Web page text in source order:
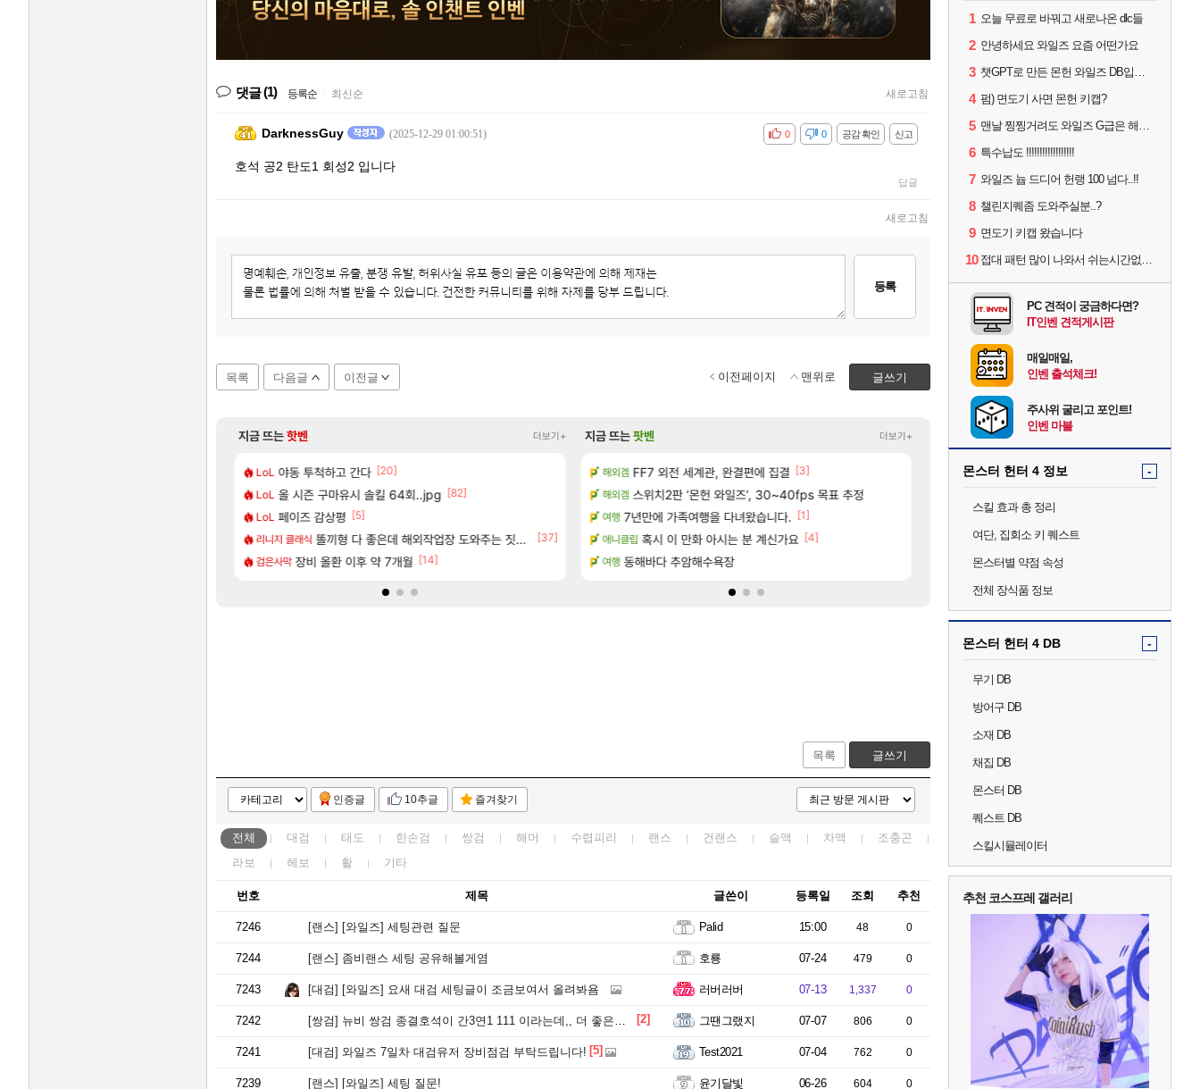
댓글(1) 등록순 최신순 새로고침
DarknessGuy (2025-12-29 01:00:51) 신고
공감 확인
비공감 0
0
호석 공2 탄도1 회성2 입니다
답글
새로고침
등록
목록 다음글 이전글 글쓰기
이전페이지 맨위로
지금 뜨는핫벤 더보기+
LoL 야동 투척하고 간다 [20]
LoL 올 시즌 구마유시 솔킬 64회..jpg [82]
LoL 페이즈 감상평 [5]
리니지 클래식 똘끼형 다 좋은데 해외작업장 도와주는 짓은 좀 아니지않냐?
[37]
검은사막 장비 올환 이후 약 7개월 [14]
리니지M 방금 일어난일
[14]
오버워치 D.Mon 애니메이션 영웅 시네마틱 [7]
검은사막 하이퍼 부스트 이후 길 잃은 뉴비분들!
메이플 8월 9일 썬데이 메이플
[155]
LoL 페이즈 영애짤 찾았다
로아 보상 공지 나온거 10추 하니 올리자
[88]
크로체 따왔습니다
FCO 진짜 귀한 삼색화채 찐1등 떳냐 ㅅㅅㅅ
고양이를 도구로 쓰는 인방 하꼬 스트리머 박제합
지금 뜨는팟벤 더보기+
아스오라 아사쿠라 마이 성우 정보 및 주요 필모
아스오라 아스오라 성우 정보 및 출연작 모음
아스오라 아키츠 아키나 성우 정보 및 주요 필모
비스트 모든 성소 위치 공략 (40개) - 귀환한 영혼 도전과제
명조 스누피냥님
해외겜 FF7 외전 세계관, 완결편에 집결 [3]
해외겜 스위치2판 ‘몬헌 와일즈’, 30~40fps 목표 추정
여행 7년만에 가족여행을 다녀왔습니다. [1]
애니클립 혹시 이 만화 아시는 분 계신가요 [4]
여행 동해바다 추암해수욕장
여행 국내에도 이쁜곳이 많은것 같습니다
리싱크드 리싱크드 1.06 패치노트 (8/5)
해외겜 AI발 원가 압박, 메인보드값 오르나
해외겜 메모리 3사, 2027년 생산분 완판?
목록 글쓰기
인증글 10추글 즐겨찾기
전체 대검 태도 한손검 쌍검 해머 수렵피리 랜스 건랜스 슬액 차액
조충곤
라보
헤보 활 기타
번호 제목 글쓴이 등록일 조회 추천
7246 [랜스] [와일즈] 세팅관련 질문 Palid 15:00 48 0
7244 [랜스] 좀비랜스 세팅 공유해볼게염 호룡 07-24 479 0
7243 [대검] [와일즈] 요새 대검 세팅글이 조금보여서 올려봐욤 러버러버 07-13 1,337 0
7242 [쌍검] 뉴비 쌍검 종결호석이 간3연1 111 이라는데,, 더 좋은게 있는거 같은데,,, [2] 그땐그랬지 07-07 806 0
7241 [대검] 와일즈 7일차 대검유저 장비점검 부탁드립니다! [5] Test2021 07-04 762 0
7239 [랜스] [와일즈] 세팅 질문! 윤기달빛 06-26 604 0
1 오늘 무료로 바꿔고 새로나온 dlc들
2 안녕하세요 와일즈 요즘 어떤가요
3 챗GPT로 만든 몬헌 와일즈 DB입니다.
4 펌) 면도기 사면 몬헌 키캡?
5 맨날 찡찡거려도 와일즈 G급은 해야하니까 접속 jpg
6 특수납도 !!!!!!!!!!!!!!!!!!
7 와일즈 늅 드디어 헌랭 100 넘다..!!
8 챌린지퀘좀 도와주실분..?
9 면도기 키캡 왔습니다
10 접대 패턴 많이 나와서 쉬는시간없이 빡딜한것같은데..
PC 견적이 궁금하다면?
IT인벤 견적게시판
매일매일,
인벤 출석체크!
주사위 굴리고 포인트!
인벤 마블
몬스터 헌터 4 정보 -
스킬 효과 총 정리
여단, 집회소 키 퀘스트
몬스터별 약점 속성
전체 장식품 정보
몬스터 헌터 4 DB -
무기 DB
방어구 DB
소재 DB
채집 DB
몬스터 DB
퀘스트 DB
스킬시뮬레이터
추천 코스프레 갤러리